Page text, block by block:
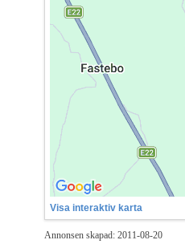
Visa interaktiv karta
Annonsen skapad: 2011-08-20